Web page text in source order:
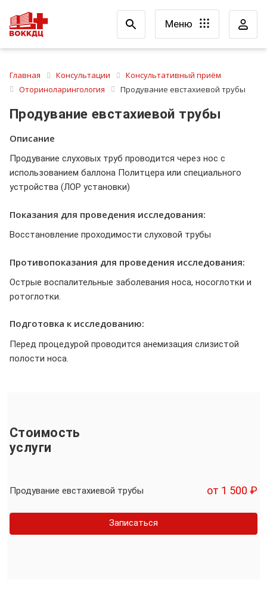
Меню
Главная Консультации
Консультативный приём
Оториноларингология
Продувание евстахиевой трубы
Продувание евстахиевой трубы
Описание
Продувание слуховых труб проводится через нос с
использованием баллона Политцера или специального
устройства (ЛОР установки)
Показания для проведения исследования:
Восстановление проходимости слуховой трубы
Противопоказания для проведения исследования:
Острые воспалительные заболевания носа, носоглотки и
ротоглотки.
Подготовка к исследованию:
Перед процедурой проводится анемизация слизистой
полости носа.
Стоимость
услуги
Продувание евстахиевой трубы от 1 500 ₽
Записаться